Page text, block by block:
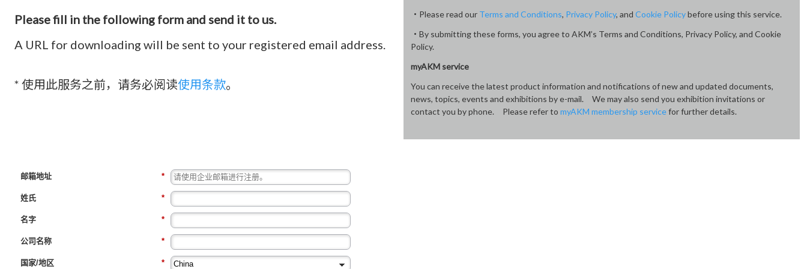
Please fill in the following form and send it to us.
A URL for downloading will be sent to your registered email address.
* 使用此服务之前，请务必阅读使用条款。
・Please read our Terms and Conditions, Privacy Policy, and Cookie Policybefore using this service.
・By submitting these forms, you agree to AKM’s Terms and Conditions, Privacy Policy, and Cookie
Policy.
myAKM service
You can receive the latest product information and notifications of new and updated documents,
news, topics, events and exhibitions by e-mail. We may also send you exhibition invitations or
contact you by phone. Please refer to myAKM membership servicefor further details.
*
邮箱地址
*
姓氏
*
名字
*
公司名称
*
国家/地区